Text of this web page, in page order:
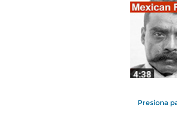
Presiona